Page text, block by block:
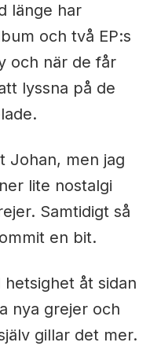
länge har
och två EP:s
och när de får
lyssna på de
Johan, men jag
lite nostalgi
Samtidigt så
en bit.
åt sidan
nya grejer och
gillar det mer.